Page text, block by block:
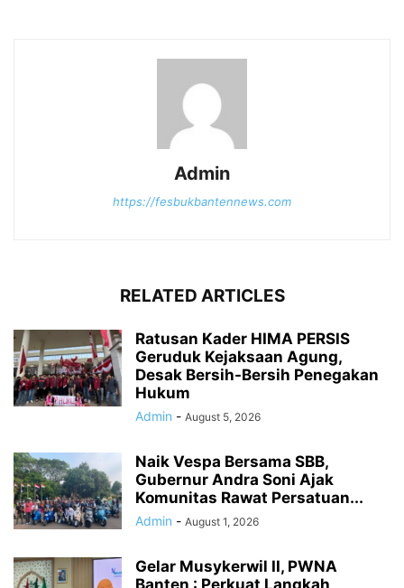
Admin
https://fesbukbantennews.com
RELATED ARTICLES
Ratusan Kader HIMA PERSIS
Geruduk Kejaksaan Agung,
Desak Bersih-Bersih Penegakan
Hukum
Admin - August 5, 2026
Naik Vespa Bersama SBB,
Gubernur Andra Soni Ajak
Komunitas Rawat Persatuan...
Admin - August 1, 2026
Gelar Musykerwil II, PWNA
Banten : Perkuat Langkah